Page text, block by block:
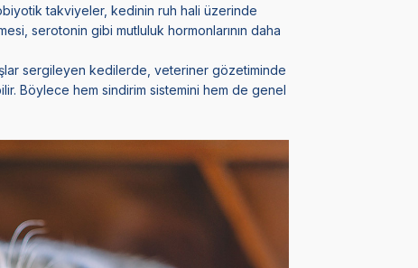
takviyeler, kedinin ruh hali üzerinde
serotonin gibi mutluluk hormonlarının daha
sergileyen kedilerde, veteriner gözetiminde
Böylece hem sindirim sistemini hem de genel